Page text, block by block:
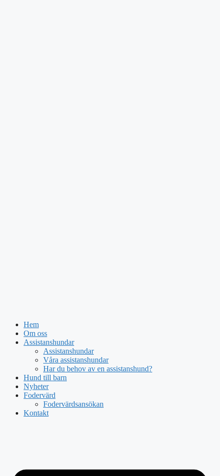
Hem
Om oss
Assistanshundar
Assistanshundar
Våra assistanshundar
Har du behov av en assistanshund?
Hund till barn
Nyheter
Fodervärd
Fodervärdsansökan
Kontakt